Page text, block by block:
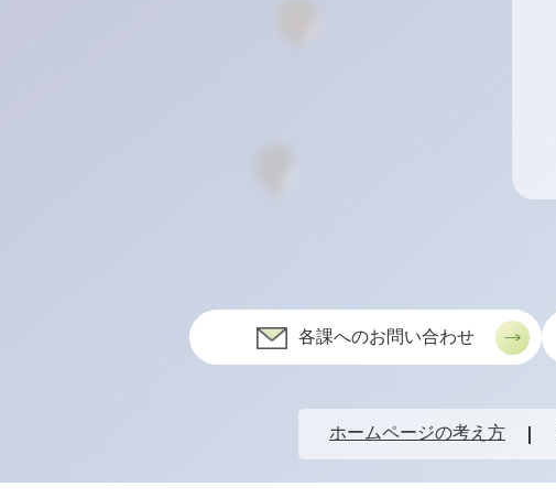
各課へのお問い合わせ
ホームページの考え方